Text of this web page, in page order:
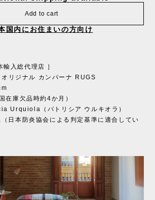
Add to cart
国内にお住まいの方向け
輸入総代理店 ］
オリジナル カンパーナ RUGS
庫欠品時約4か月）
Urquiola（パトリシア ウルキオラ）
日本防炎協会による判定基準に適合してい